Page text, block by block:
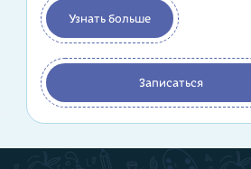
Узнать больше
Записаться